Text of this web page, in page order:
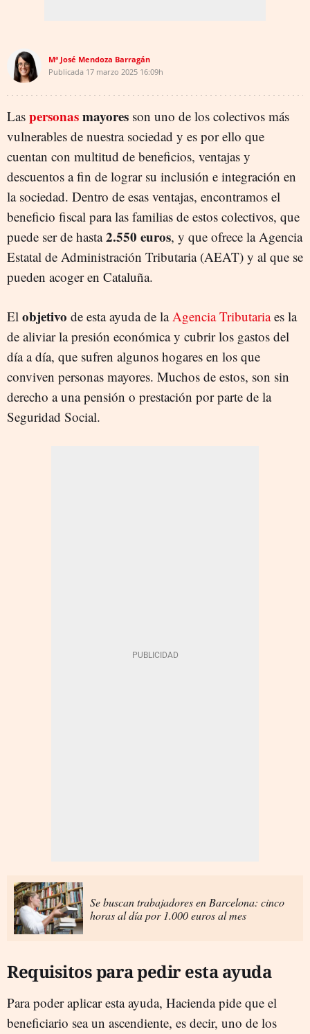
Mª José Mendoza Barragán
Publicada 17 marzo 2025 16:09h
Las personasmayores son uno de los colectivos más
vulnerables de nuestra sociedad y es por ello que
cuentan con multitud de beneficios, ventajas y
descuentos a fin de lograr su inclusión e integración en
la sociedad. Dentro de esas ventajas, encontramos el
beneficio fiscal para las familias de estos colectivos, que
puede ser de hasta2.550 euros, y que ofrece la Agencia
Estatal de Administración Tributaria (AEAT) y al que se
pueden acoger en Cataluña.
El objetivo de esta ayuda de laAgencia Tributariaes la
de aliviar la presión económica y cubrir los gastos del
día a día, que sufren algunos hogares en los que
conviven personas mayores. Muchos de estos, son sin
derecho a una pensión o prestación por parte de la
Seguridad Social.
Se buscan trabajadores en Barcelona: cinco
horas al día por 1.000 euros al mes
Requisitos para pedir esta ayuda
Para poder aplicar esta ayuda, Hacienda pide que el
beneficiario sea un ascendiente, es decir, uno de los